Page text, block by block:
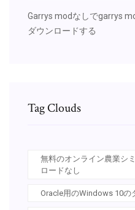
Garrys modなしでgarrys
ダウンロードする
Tag Clouds
無料のオンライン農業シ
ロードなし
Oracle用のWindows 10の